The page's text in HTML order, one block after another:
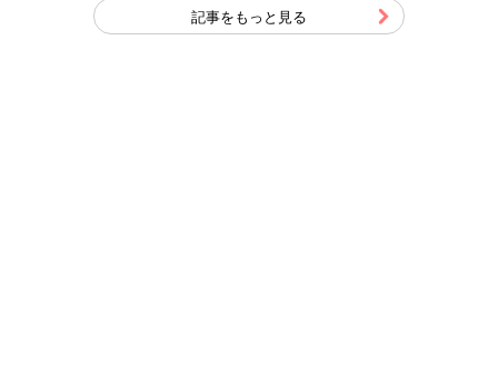
記事をもっと見る